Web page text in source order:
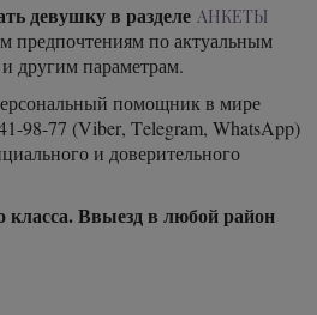
девушку в разделе АНКЕТЫ
предпочтениям по актуальным
другим параметрам.
помощник в мире
98-77 (Viber, Telegram, WhatsApp)
и доверительного
Ввыезд в любой район